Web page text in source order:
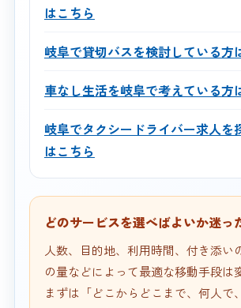
はこちら
岐阜で貸切バスを検討している方
車なし生活を岐阜で考えている方
岐阜でタクシードライバー求人を
はこちら
どのサービスを選べばよいか迷っ
人数、目的地、利用時間、付き添い
の量などによって最適な移動手段は
まずは「どこからどこまで、何人で